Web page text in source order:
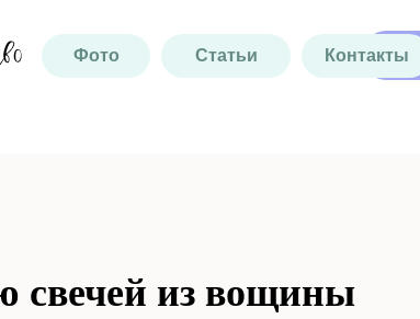
Фото Статьи Контакты
свечей из вощины